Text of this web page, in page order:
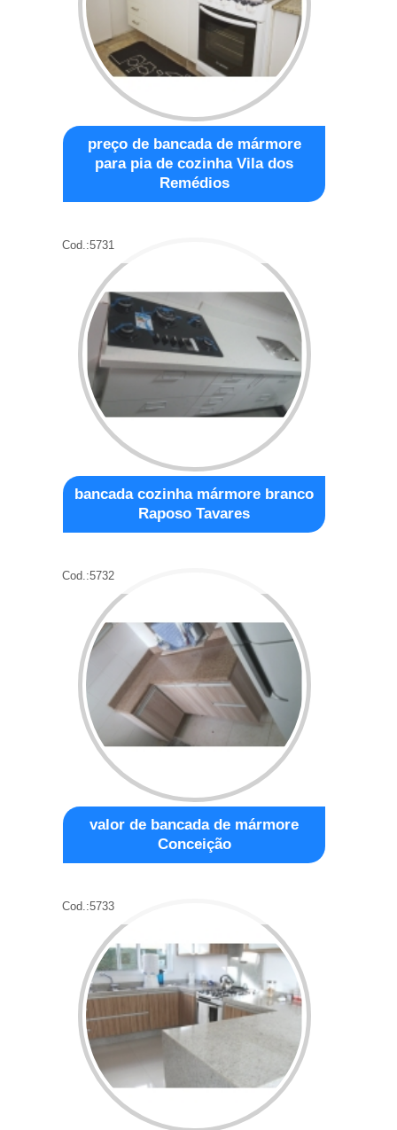
preço de bancada de mármore
para pia de cozinha Vila dos
Remédios
Cod.:5731
bancada cozinha mármore branco
Raposo Tavares
Cod.:5732
valor de bancada de mármore
Conceição
Cod.:5733